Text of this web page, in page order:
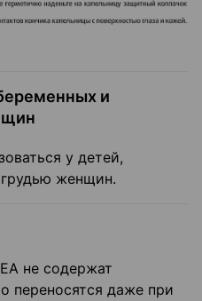
и
у детей,
женщин.
не содержат
переносятся даже при